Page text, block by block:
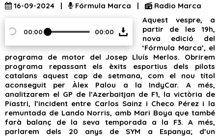
16-09-2024 | Fórmula Marca | Radio Marca
00:00 00:00
Aquest vespre, a
partir de les 19h,
nova edició del
‘Fórmula Marca’, el
programa de motor del Josep Lluís Merlos. Obrirem
programa repassant els èxits esportius dels pilots
catalans aquest cap de setmana, com el nou títol
aconseguit per Àlex Palou a la IndyCar. A més,
analitzarem el GP de l’Azerbaitjan de F1, la victòria de
Piastri, l’incident entre Carlos Sainz i Checo Pérez i la
remuntada de Lando Norris, amb Mari Boya que també
farà balanç de la seva temporada a la F3. A més,
parlarem dels 20 anys de SYM a Espanya; d’un